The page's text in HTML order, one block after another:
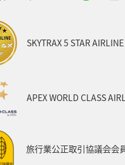
SKYTRAX 5 STAR AIRLINE
APEX WORLD CLASS
旅行業公正取引協議会会